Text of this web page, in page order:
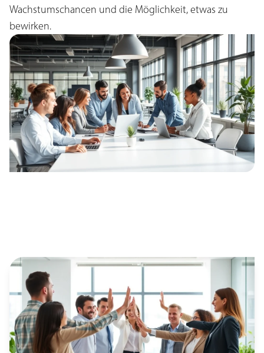
Wachstumschancen und die Möglichkeit, etwas zu
bewirken.